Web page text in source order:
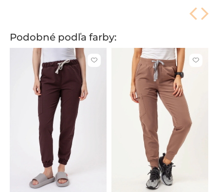
Podobné podľa farby:
Kliknite
Kliknite